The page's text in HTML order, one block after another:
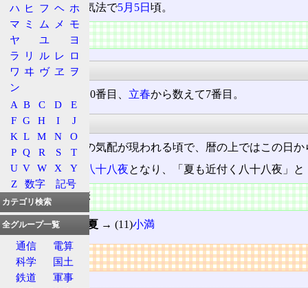
太陽暦では、定気法で5月5日頃。
特徴
暦
冬至 から数えて10番目、 立春から数えて7番目。
気候
春 が終わり、夏
の気配が現われる頃で、暦の上ではこの日か
立夏の数日前が
八十八夜となり、「夏も近付く八十八夜」
前後の節季
(9)穀雨→ (10) 立夏 → (11)小満
リンク
用語の所属
ハ ヒ フ ヘ ホ
マ ミ ム メ
モ
ヤ
ユ
ヨ
ラ
リ ル レ ロ
ワ ヰ ヴ ヱ
ヲ
ン
A B C D
E
F G H I
J
K L M N
O
P Q R S
T
U V W X
Y
Z
数字 記号
カテゴリ検索
全グループ一覧
通信
電算
科学
国土
鉄道
軍事